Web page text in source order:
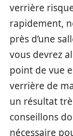
verrière
rapidement,
près d’une
vous devrez
point de vue
verrière de
un résultat
conseillons
nécessaire